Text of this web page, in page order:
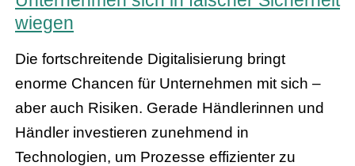
wiegen
Die fortschreitende Digitalisierung bringt
enorme Chancen für Unternehmen mit sich –
aber auch Risiken. Gerade Händlerinnen und
Händler investieren zunehmend in
Technologien, um Prozesse effizienter zu